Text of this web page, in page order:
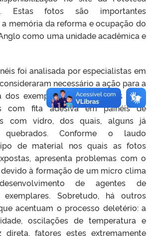
Estas fotos são importantes
memória da reforma e ocupação do
como uma unidade acadêmica e
foi analisada por especialistas em
necessário a ação para a
dos exemplares. As referidas fotos
com fita adesiva em painéis de
com vidro, dos quais, alguns já
quebrados. Conforme o laudo
de material nos quais as fotos
apresenta problemas com o
à formação de um micro clima
de agentes de
Sobretudo, há outros
acentuam o processo deletério: a
oscilações de temperatura e
direta, fatores estes extremamente